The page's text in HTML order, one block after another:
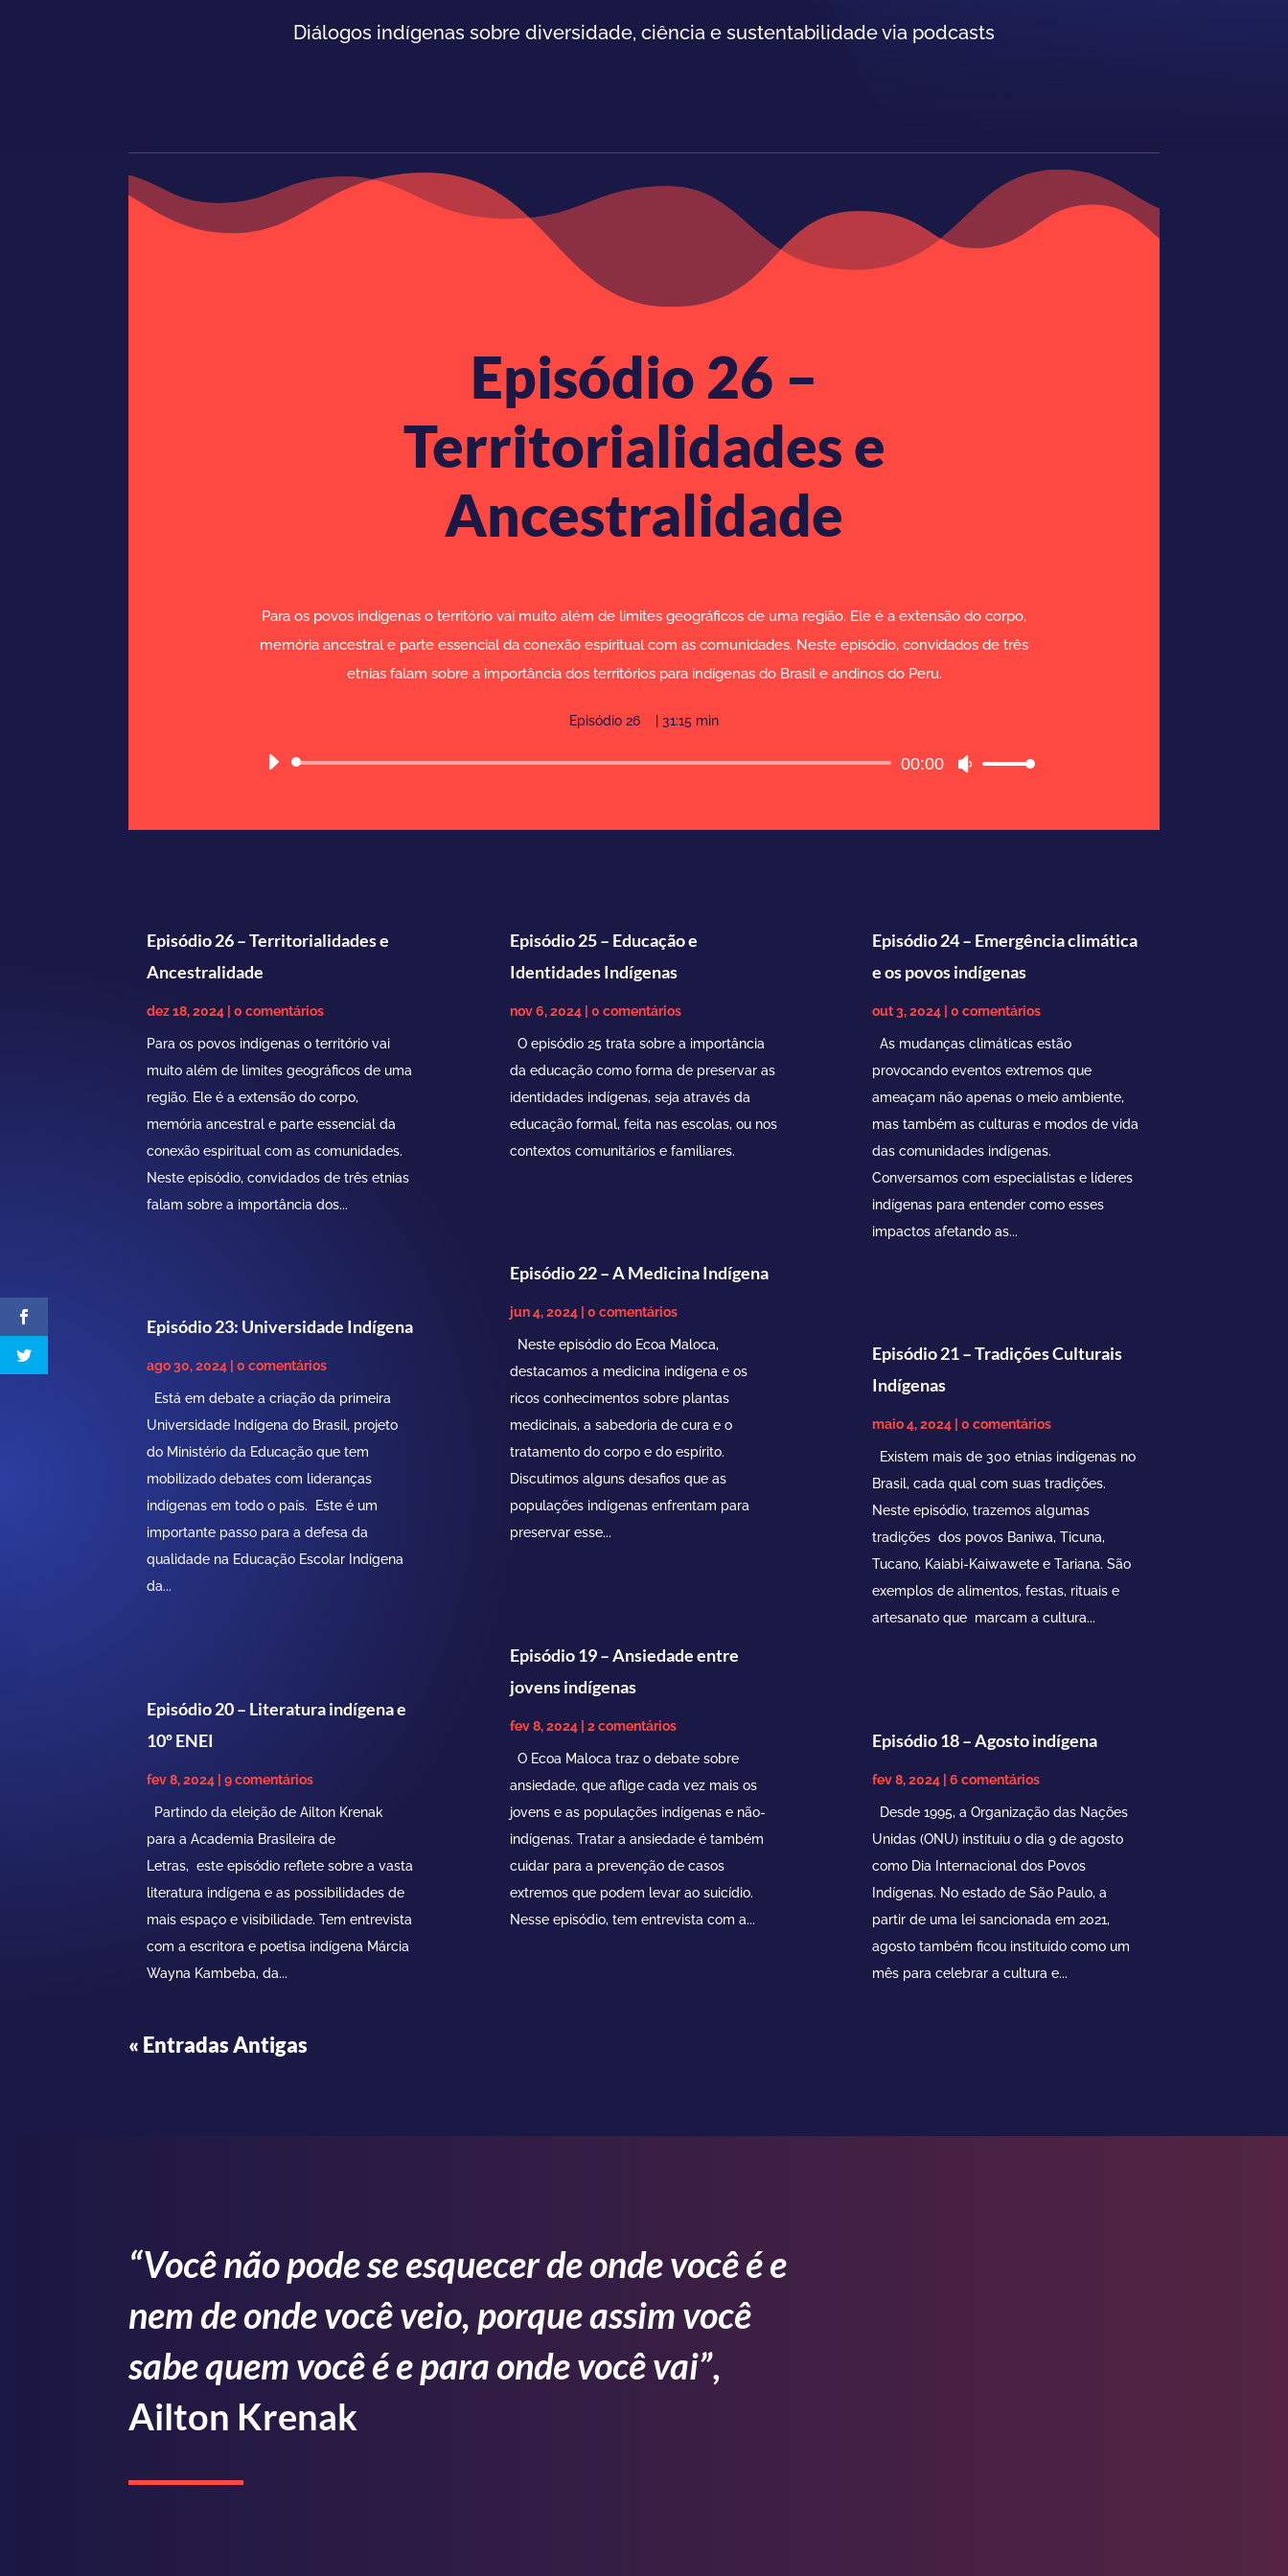
Diálogos indígenas sobre diversidade, ciência e sustentabilidade via podcasts
Episódio 26 –
Territorialidades e
Ancestralidade
Para os povos indígenas o território vai muito além de limites geográficos de uma região. Ele é a extensão do corpo,
memória ancestral e parte essencial da conexão espiritual com as comunidades. Neste episódio, convidados de três
etnias falam sobre a importância dos territórios para indígenas do Brasil e andinos do Peru.
Episódio 26 | 31:15 min
Tocador
00:00
Use
para
para
ou
diminuir
volume.
Episódio 26 – Territorialidades e
Ancestralidade
dez 18, 2024 | 0 comentários
Para os povos indígenas o território vai
muito além de limites geográficos de uma
região. Ele é a extensão do corpo,
memória ancestral e parte essencial da
conexão espiritual com as comunidades.
Neste episódio, convidados de três etnias
falam sobre a importância dos...
Episódio 23: Universidade Indígena
ago 30, 2024 | 0 comentários
Está em debate a criação da primeira
Universidade Indígena do Brasil, projeto
do Ministério da Educação que tem
mobilizado debates com lideranças
indígenas em todo o país. Este é um
importante passo para a defesa da
qualidade na Educação Escolar Indígena
da...
Episódio 20 – Literatura indígena e
10º ENEI
fev 8, 2024 | 9 comentários
Partindo da eleição de Ailton Krenak
para a Academia Brasileira de
Letras, este episódio reflete sobre a vasta
literatura indígena e as possibilidades de
mais espaço e visibilidade. Tem entrevista
com a escritora e poetisa indígena Márcia
Wayna Kambeba, da...
Episódio 25 – Educação e
Identidades Indígenas
nov 6, 2024| 0 comentários
O episódio 25 trata sobre a importância
da educação como forma de preservar as
identidades indígenas, seja através da
educação formal, feita nas escolas, ou nos
contextos comunitários e familiares.
Episódio 22 – A Medicina Indígena
jun 4, 2024| 0 comentários
Neste episódio do Ecoa Maloca,
destacamos a medicina indígena e os
ricos conhecimentos sobre plantas
medicinais, a sabedoria de cura e o
tratamento do corpo e do espírito.
Discutimos alguns desafios que as
populações indígenas enfrentam para
preservar esse...
Episódio 19 – Ansiedade entre
jovens indígenas
fev 8, 2024| 2 comentários
O Ecoa Maloca traz o debate sobre
ansiedade, que aflige cada vez mais os
jovens e as populações indígenas e não-
indígenas. Tratar a ansiedade é também
cuidar para a prevenção de casos
extremos que podem levar ao suicídio.
Nesse episódio, tem entrevista com a...
Episódio 24 – Emergência climática
e os povos indígenas
out 3, 2024| 0 comentários
As mudanças climáticas estão
provocando eventos extremos que
ameaçam não apenas o meio ambiente,
mas também as culturas e modos de vida
das comunidades indígenas.
Conversamos com especialistas e líderes
indígenas para entender como esses
impactos afetando as...
Episódio 21 – Tradições Culturais
Indígenas
maio 4, 2024| 0 comentários
Existem mais de 300 etnias indígenas no
Brasil, cada qual com suas tradições.
Neste episódio, trazemos algumas
tradições dos povos Baniwa, Ticuna,
Tucano, Kaiabi-Kaiwawete e Tariana. São
exemplos de alimentos, festas, rituais e
artesanato que marcam a cultura...
Episódio 18 – Agosto indígena
fev 8, 2024| 6 comentários
Desde 1995, a Organização das Nações
Unidas (ONU) instituiu o dia 9 de agosto
como Dia Internacional dos Povos
Indígenas. No estado de São Paulo, a
partir de uma lei sancionada em 2021,
agosto também ficou instituído como um
mês para celebrar a cultura e...
« Entradas Antigas
“Você não pode se esquecer de onde você é e
nem de onde você veio, porque assim você
sabe quem você é e para onde você vai”,
Ailton Krenak